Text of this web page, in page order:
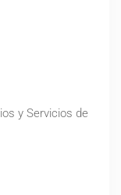
y Servicios de